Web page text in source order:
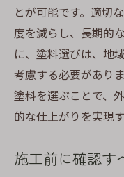
高湿度環境
外壁塗装の秘
景観を維持
色褪せに強
環境に配慮
塗装後の外
とが可能です。適切
度を減らし、長期的
に、塗料選びは、地
考慮する必要があり
塗料を選ぶことで、
的な仕上がりを実現
施工前に確認す